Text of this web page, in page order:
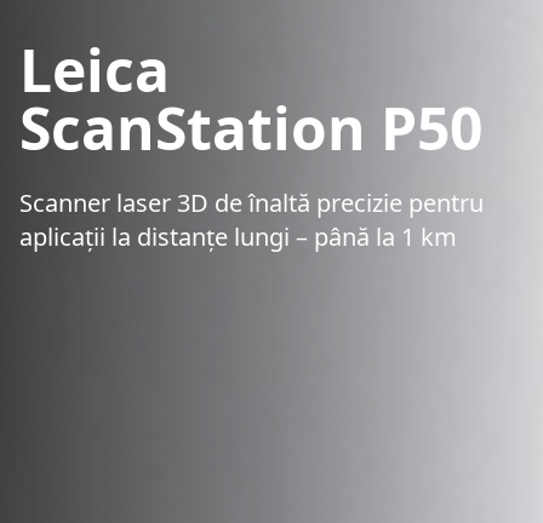
Leica
ScanStation P50
Scanner laser 3D de înaltă precizie pentru
aplicații la distanțe lungi – până la 1 km